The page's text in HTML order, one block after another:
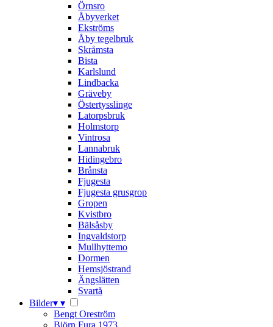
Örnsro
Åbyverket
Ekströms
Åby tegelbruk
Skråmsta
Bista
Karlslund
Lindbacka
Gräveby
Östertysslinge
Latorpsbruk
Holmstorp
Vintrosa
Lannabruk
Hidingebro
Brånsta
Fjugesta
Fjugesta grusgrop
Gropen
Kvistbro
Bälsåsby
Ingvaldstorp
Mullhyttemo
Dormen
Hemsjöstrand
Ängslätten
Svartå
Bilder▾ ▾
Bengt Oreström
Björn Fura 1973